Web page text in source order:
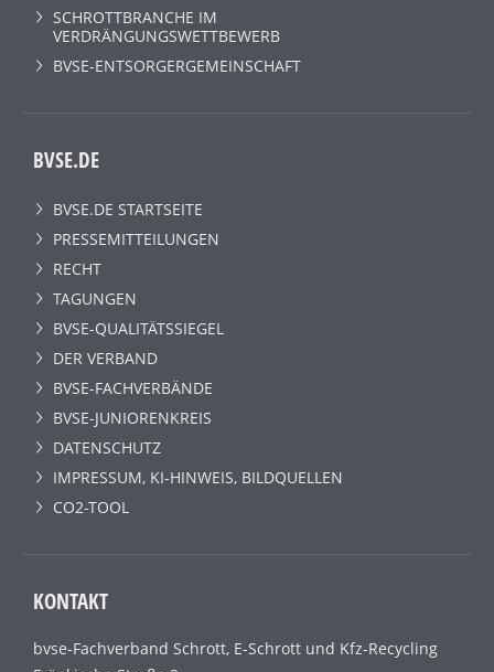
SCHROTTBRANCHE IM
VERDRÄNGUNGSWETTBEWERB
BVSE-ENTSORGERGEMEINSCHAFT
BVSE.DE
BVSE.DE STARTSEITE
PRESSEMITTEILUNGEN
RECHT
TAGUNGEN
BVSE-QUALITÄTSSIEGEL
DER VERBAND
BVSE-FACHVERBÄNDE
BVSE-JUNIORENKREIS
DATENSCHUTZ
IMPRESSUM, KI-HINWEIS, BILDQUELLEN
CO2-TOOL
KONTAKT
bvse-Fachverband Schrott, E-Schrott und Kfz-Recycling